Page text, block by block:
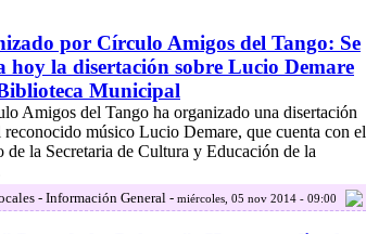
por Círculo Amigos del Tango: Se
hoy la disertación sobre Lucio Demare
Municipal
Amigos del Tango ha organizado una disertación
reconocido músico Lucio Demare, que cuenta con el
de la Secretaria de Cultura y Educación de la
- Información General - miércoles, 05 nov 2014 - 09:00